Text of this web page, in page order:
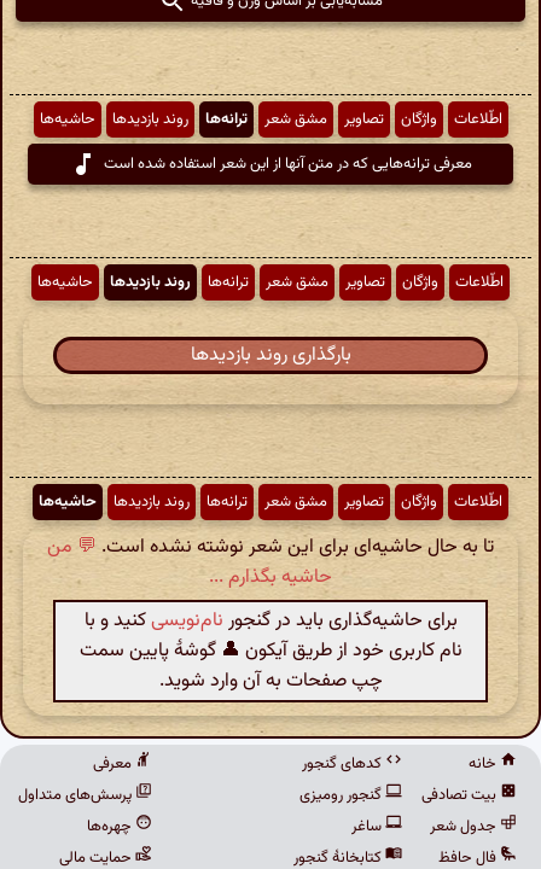
اطّلاعات واژگان تصاویر مشق شعر ترانه‌ها روند بازدیدها
حاشیه‌ها
معرفی ترانه‌هایی که در متن آنها از این شعر استفاده شده است
اطّلاعات واژگان تصاویر مشق شعر ترانه‌ها روند بازدیدها حاشیه‌ها
بارگذاری روند بازدیدها
اطّلاعات واژگان تصاویر مشق شعر ترانه‌ها روند بازدیدها حاشیه‌ها
تا به حال حاشیه‌ای برای این شعر نوشته نشده است. 💬 من
حاشیه بگذارم ...
برای حاشیه‌گذاری باید در گنجور نام‌نویسیکنید و با
نام کاربری خود از طریق آیکون 👤 گوشهٔ پایین سمت
چپ صفحات به آن وارد شوید.
خانه
بیت تصادفی
جدول شعر
فال حافظ
کدهای گنجور
گنجور رومیزی
ساغر
کتابخانهٔ گنجور
معرفی
پرسش‌های متداول
چهره‌ها
حمایت مالی